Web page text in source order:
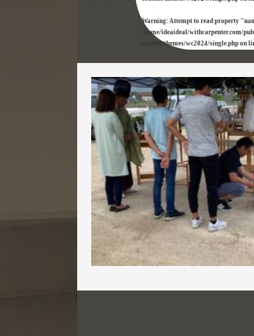
Warning: Attempt to read property
/home/ideaideal/withcarpenter.com/
content/themes/wc2024/single.php on